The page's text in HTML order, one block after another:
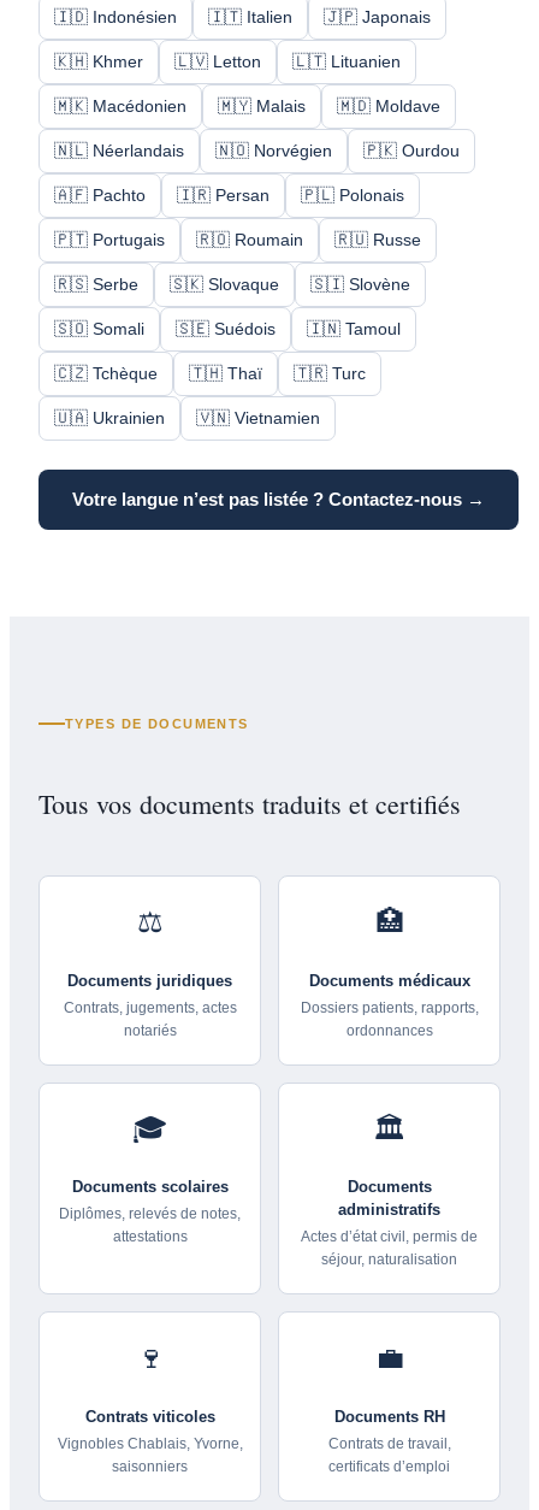
🇮🇩 Indonésien 🇮🇹 Italien 🇯🇵 Japonais
🇰🇭 Khmer 🇱🇻 Letton 🇱🇹 Lituanien
🇲🇰 Macédonien 🇲🇾 Malais 🇲🇩 Moldave
🇳🇱 Néerlandais 🇳🇴 Norvégien 🇵🇰 Ourdou
🇦🇫 Pachto 🇮🇷 Persan 🇵🇱 Polonais
🇵🇹 Portugais 🇷🇴 Roumain 🇷🇺 Russe
🇷🇸 Serbe 🇸🇰 Slovaque 🇸🇮 Slovène
🇸🇴 Somali 🇸🇪 Suédois 🇮🇳 Tamoul
🇨🇿 Tchèque 🇹🇭 Thaï 🇹🇷 Turc
🇺🇦 Ukrainien 🇻🇳 Vietnamien
Votre langue n’est pas listée ? Contactez-nous →
TYPES DE DOCUMENTS
Tous vos documents traduits et certifiés
⚖️
Documents juridiques
Contrats, jugements, actes
notariés
🏥
Documents médicaux
Dossiers patients, rapports,
ordonnances
🎓
Documents scolaires
Diplômes, relevés de notes,
attestations
🏛️
Documents
administratifs
Actes d’état civil, permis de
séjour, naturalisation
🍷
Contrats viticoles
Vignobles Chablais, Yvorne,
saisonniers
💼
Documents RH
Contrats de travail,
certificats d’emploi